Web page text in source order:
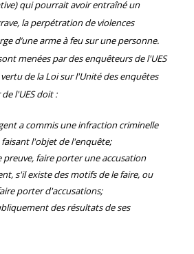
qui pourrait avoir entraîné un
la perpétration de violences
d’une arme à feu sur une personne.
menées par des enquêteurs de l'UES
de la Loi sur l'Unité des enquêtes
l'UES doit :
a commis une infraction criminelle
l'objet de l'enquête;
preuve, faire porter une accusation
s'il existe des motifs de le faire, ou
porter d'accusations;
des résultats de ses